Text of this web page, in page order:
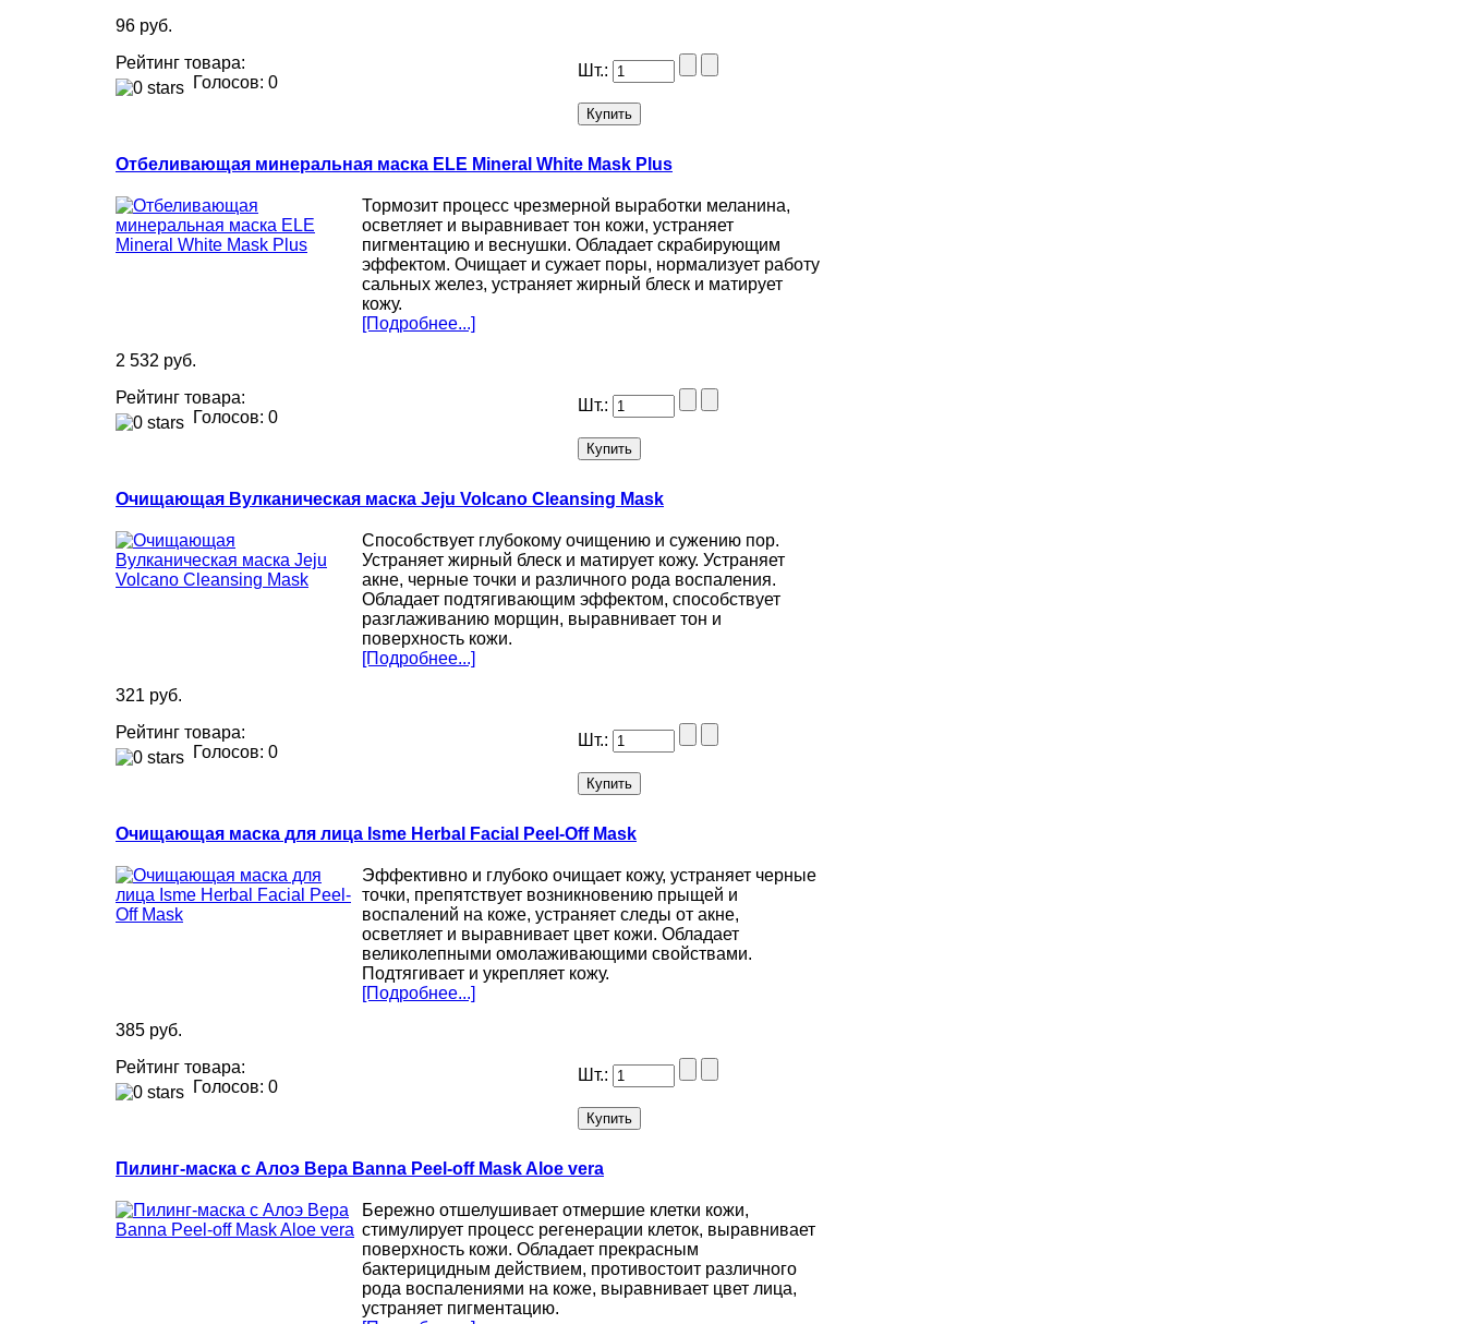
96 руб.
Рейтинг товара:
Голосов: 0
Шт.:
Отбеливающая минеральная маска ELE Mineral White Mask Plus
Тормозит процесс чрезмерной выработки меланина,
осветляет и выравнивает тон кожи, устраняет
пигментацию и веснушки. Обладает скрабирующим
эффектом. Очищает и сужает поры, нормализует работу
сальных желез, устраняет жирный блеск и матирует
кожу.
[Подробнее...]
2 532 руб.
Рейтинг товара:
Голосов: 0
Шт.:
Очищающая Вулканическая маска Jeju Volcano Cleansing Mask
Способствует глубокому очищению и сужению пор.
Устраняет жирный блеск и матирует кожу. Устраняет
акне, черные точки и различного рода воспаления.
Обладает подтягивающим эффектом, способствует
разглаживанию морщин, выравнивает тон и
поверхность кожи.
[Подробнее...]
321 руб.
Рейтинг товара:
Голосов: 0
Шт.:
Очищающая маска для лица Isme Herbal Facial Peel-Off Mask
Эффективно и глубоко очищает кожу, устраняет черные
точки, препятствует возникновению прыщей и
воспалений на коже, устраняет следы от акне,
осветляет и выравнивает цвет кожи. Обладает
великолепными омолаживающими свойствами.
Подтягивает и укрепляет кожу.
[Подробнее...]
385 руб.
Рейтинг товара:
Голосов: 0
Шт.:
Пилинг-маска с Алоэ Вера Banna Peel-off Mask Aloe vera
Бережно отшелушивает отмершие клетки кожи,
стимулирует процесс регенерации клеток, выравнивает
поверхность кожи. Обладает прекрасным
бактерицидным действием, противостоит различного
рода воспалениями на коже, выравнивает цвет лица,
устраняет пигментацию.